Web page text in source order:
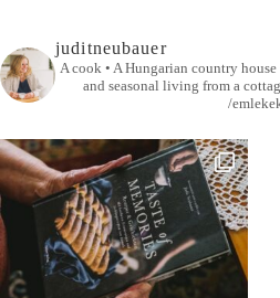
juditneubauer
A cook • A Hungarian country house
and seasonal living from a
/